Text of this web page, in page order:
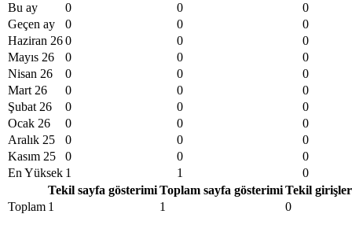
Bu ay
0 0
0
Geçen ay
0 0
0
Haziran 260 0
0
Mayıs 26
0 0
0
Nisan 26
0 0
0
Mart 26
0 0
0
Şubat 26
0 0
0
Ocak 26
0 0
0
Aralık 25
0 0
0
Kasım 25
0 0
0
En Yüksek 1 1
0
Tekil sayfa gösterimiToplam sayfa gösterimiTekil girişler
Toplam 1 1 0